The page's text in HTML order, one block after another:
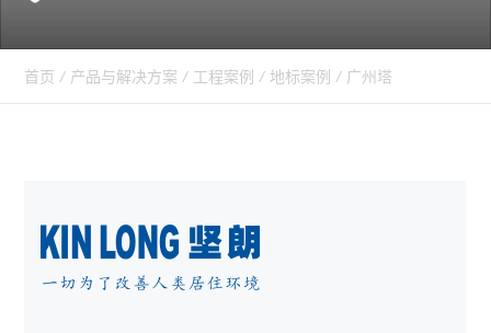
首页 / 产品与解决方案 / 工程案例 / 地标案例 / 广州塔